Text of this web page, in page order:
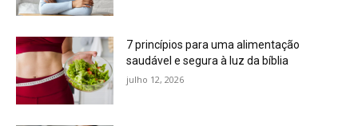
7 princípios para uma alimentação
saudável e segura à luz da bíblia
julho 12, 2026